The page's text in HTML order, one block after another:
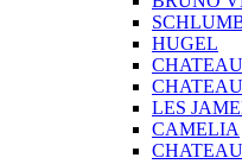
HUGEL
LES
CAMELIA